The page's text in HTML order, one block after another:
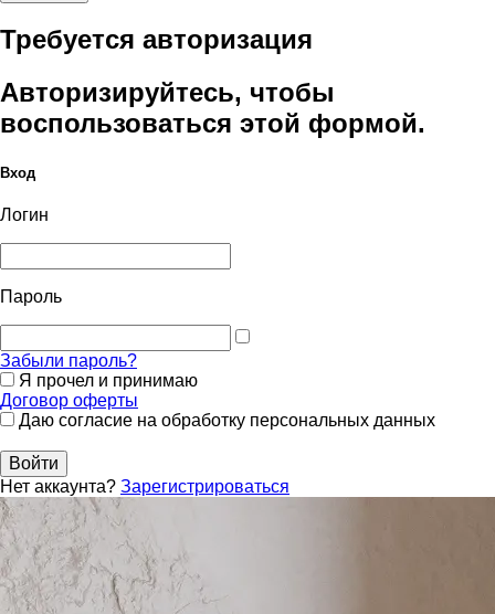
Требуется авторизация
Авторизируйтесь, чтобы
воспользоваться этой формой.
Вход
Логин
Пароль
Забыли пароль?
Я прочел и принимаю
Договор оферты
Даю согласие на обработку персональных данных
Войти
Нет аккаунта? Зарегистрироваться